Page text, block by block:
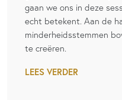
gaan we ons in deze
echt betekent. Aan de
minderheidsstemmen
te creëren.
LEES VERDER